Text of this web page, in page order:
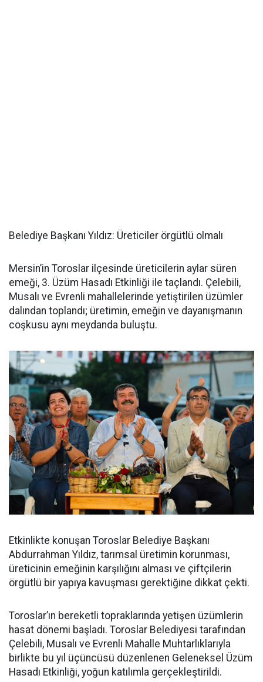
Belediye Başkanı Yıldız: Üreticiler örgütlü olmalı
Mersin’in Toroslar ilçesinde üreticilerin aylar süren
emeği, 3. Üzüm Hasadı Etkinliği ile taçlandı. Çelebili,
Musalı ve Evrenli mahallelerinde yetiştirilen üzümler
dalından toplandı; üretimin, emeğin ve dayanışmanın
coşkusu aynı meydanda buluştu.
Etkinlikte konuşan Toroslar Belediye Başkanı
Abdurrahman Yıldız, tarımsal üretimin korunması,
üreticinin emeğinin karşılığını alması ve çiftçilerin
örgütlü bir yapıya kavuşması gerektiğine dikkat çekti.
Toroslar’ın bereketli topraklarında yetişen üzümlerin
hasat dönemi başladı. Toroslar Belediyesi tarafından
Çelebili, Musalı ve Evrenli Mahalle Muhtarlıklarıyla
birlikte bu yıl üçüncüsü düzenlenen Geleneksel Üzüm
Hasadı Etkinliği, yoğun katılımla gerçekleştirildi.